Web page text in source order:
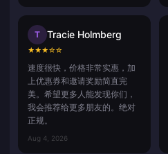
T Tracie Holmberg
★★★☆☆
速度很快，价格非常实惠，加
上优惠券和邀请奖励简直完
美。希望更多人能发现你们，
我会推荐给更多朋友的。绝对
正规。
Aug 4, 2026